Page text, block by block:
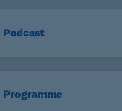
Podcast
Programme